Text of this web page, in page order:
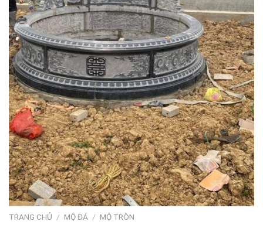
TRANG CHỦ / MỘ ĐÁ / MỘ TRÒN